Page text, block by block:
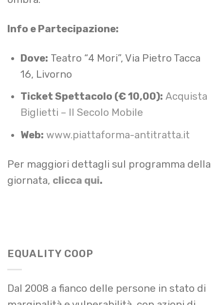
Info e Partecipazione:
Dove: Teatro “4 Mori”, Via Pietro Tacca
16, Livorno
Ticket Spettacolo (€ 10,00): Acquista
Biglietti – Il Secolo Mobile
Web: www.piattaforma-antitratta.it
Per maggiori dettagli sul programma della
giornata, clicca qui.
EQUALITY COOP
Dal 2008 a fianco delle persone in stato di